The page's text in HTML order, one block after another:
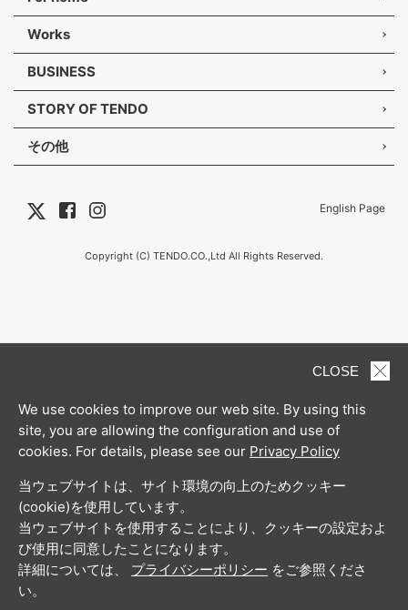
Works
BUSINESS
STORY OF TENDO
その他
English Page
Copyright (C) TENDO.CO.,Ltd All Rights Reserved.
CLOSE
We use cookies to improve our web site. By using this
site, you are allowing the configuration and use of
cookies. For details, please see our Privacy Policy
当ウェブサイトは、サイト環境の向上のためクッキー
(cookie)を使用しています。
当ウェブサイトを使用することにより、クッキーの設定およ
び使用に同意したことになります。
詳細については、 プライバシーポリシー をご参照くださ
い。